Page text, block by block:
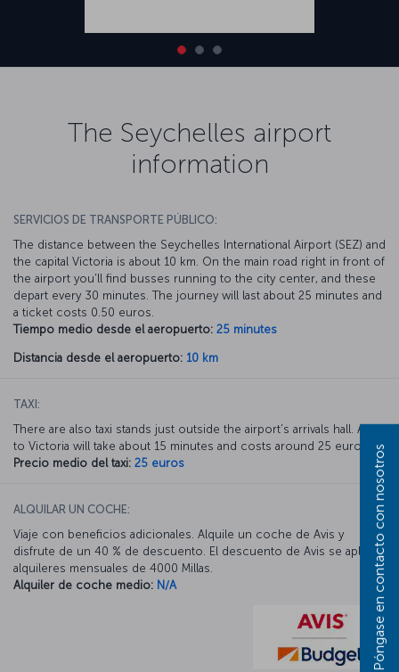
The Seychelles airport
information
SERVICIOS DE TRANSPORTE PÚBLICO:
The distance between the Seychelles International Airport (SEZ) and
the capital Victoria is about 10 km. On the main road right in front of
the airport you'll find busses running to the city center, and these
depart every 30 minutes. The journey will last about 25 minutes and
a ticket costs 0.50 euros.
Tiempo medio desde el aeropuerto: 25 minutes
Distancia desde el aeropuerto: 10 km
TAXI:
There are also taxi stands just outside the airport's arrivals hall. A taxi
to Victoria will take about 15 minutes and costs around 25 euros.
Precio medio del taxi: 25 euros
ALQUILAR UN COCHE:
Viaje con beneficios adicionales. Alquile un coche de Avis y
disfrute de un 40 % de descuento. El descuento de Avis se aplica a
alquileres mensuales de 4000 Millas.
Alquiler de coche medio: N/A Póngase en contacto con nosotros